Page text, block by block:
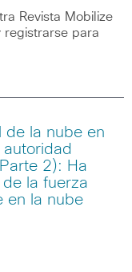
Revista Mobilize
registrarse para
de la nube en
autoridad
2): Ha
de la fuerza
en la nube